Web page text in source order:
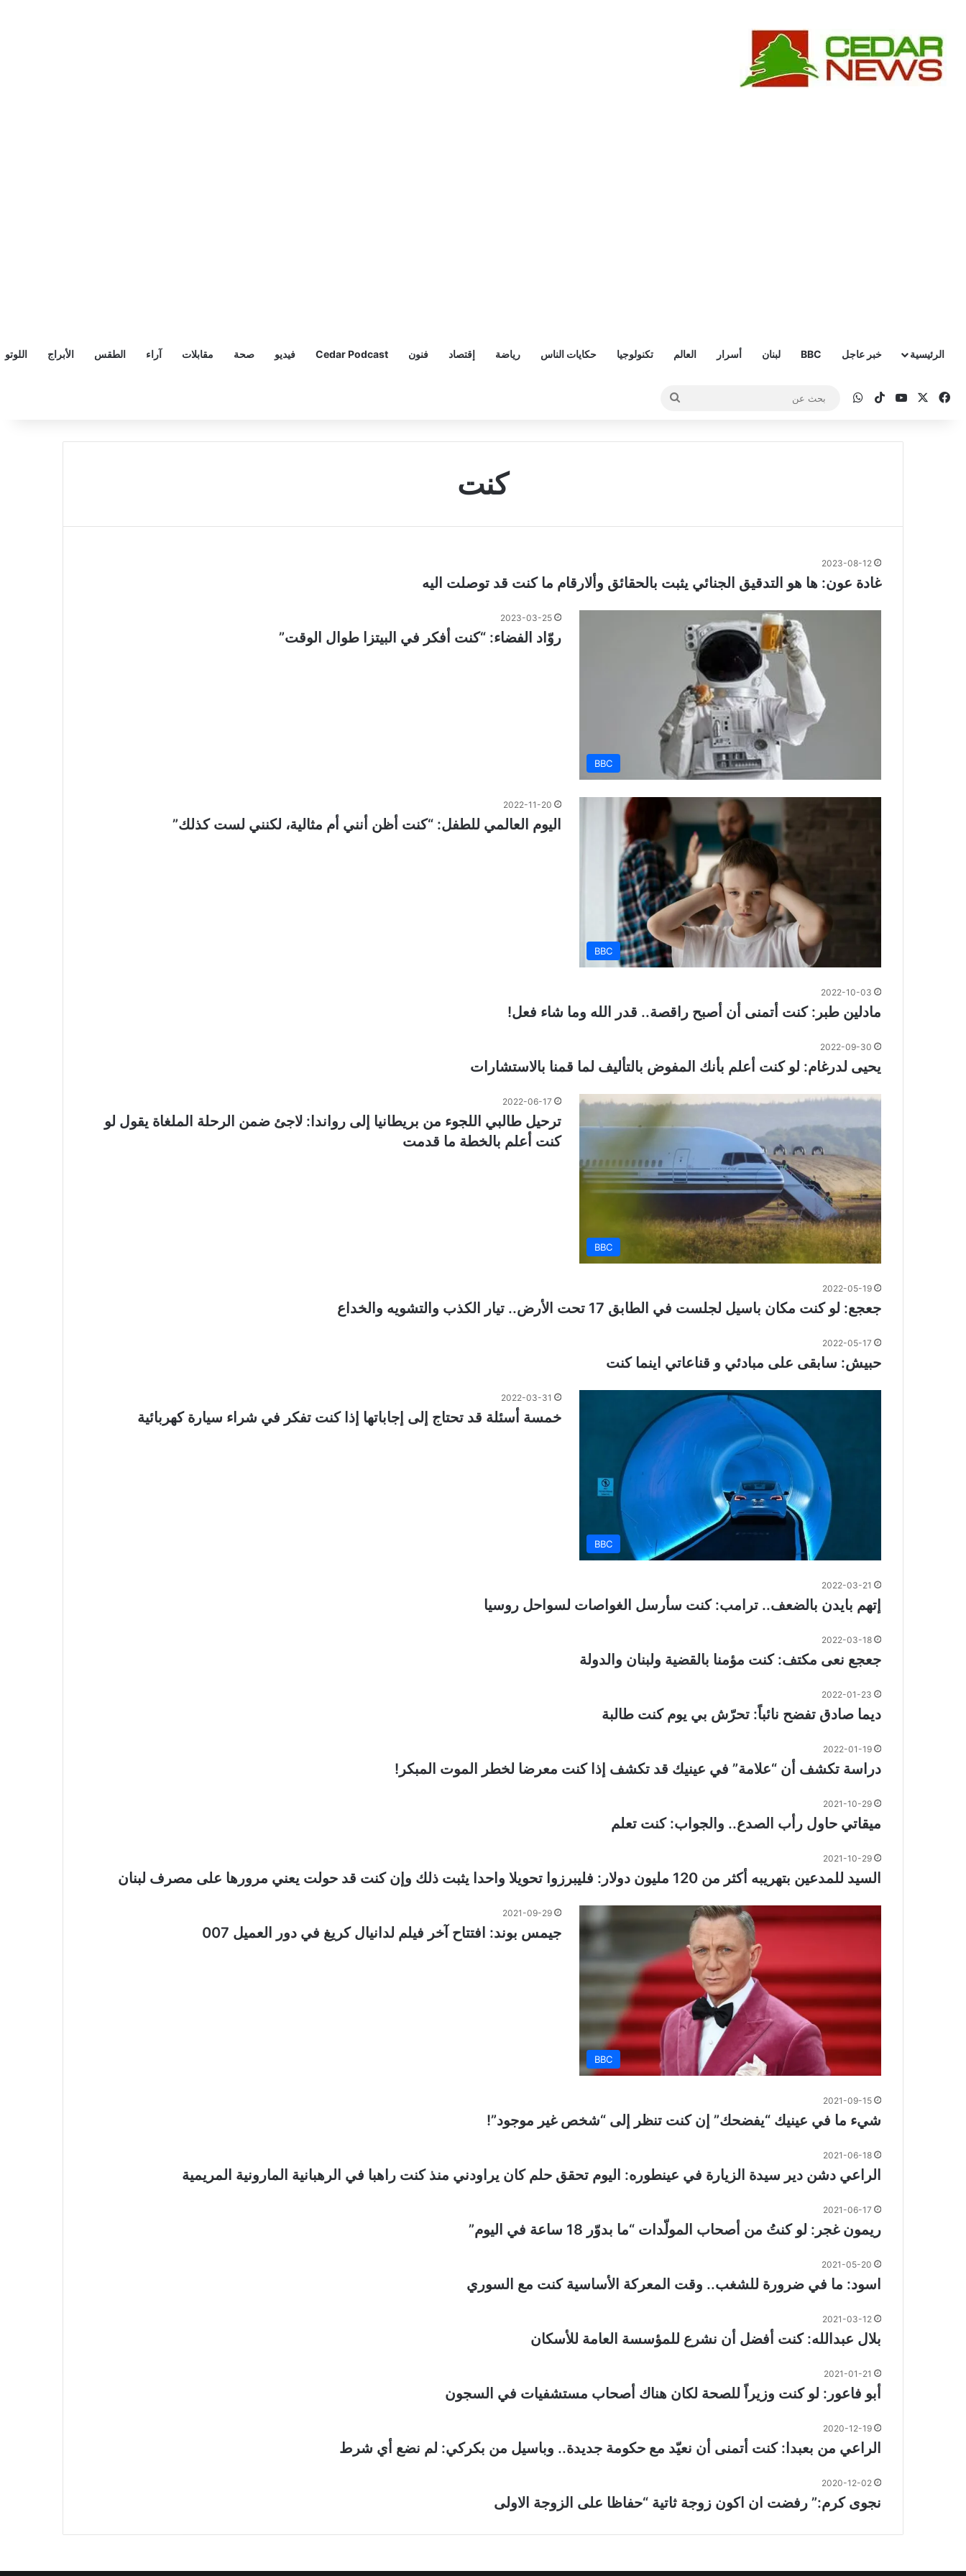
الرئيسية خبر عاجل BBC لبنان أسرار العالم تكنولوجيا حكايات الناس رياضة إقتصاد فنون Cedar Podcast فيديو صحة مقابلات آراء الطقس الأبراج اللوتو
فيسبوك ‫YouTube
‫TikTokواتساب
بحث
كنت
2023-08-12
غادة عون: ها هو التدقيق الجنائي يثبت بالحقائق وألارقام ما كنت قد توصلت اليه
BBC
2023-03-25
روّاد الفضاء: “كنت أفكر في البيتزا طوال الوقت”
BBC
2022-11-20
اليوم العالمي للطفل: “كنت أظن أنني أم مثالية، لكنني لست كذلك”
2022-10-03
مادلين طبر: كنت أتمنى أن أصبح راقصة.. قدر الله وما شاء فعل!
2022-09-30
يحيى لدرغام: لو كنت أعلم بأنك المفوض بالتأليف لما قمنا بالاستشارات
BBC
2022-06-17
ترحيل طالبي اللجوء من بريطانيا إلى رواندا: لاجئ ضمن الرحلة الملغاة يقول لو
كنت أعلم بالخطة ما قدمت
2022-05-19
جعجع: لو كنت مكان باسيل لجلست في الطابق 17 تحت الأرض.. تيار الكذب والتشويه والخداع
2022-05-17
حبيش: سابقى على مبادئي و قناعاتي اينما كنت
BBC
2022-03-31
خمسة أسئلة قد تحتاج إلى إجاباتها إذا كنت تفكر في شراء سيارة كهربائية
2022-03-21
إتهم بايدن بالضعف.. ترامب: كنت سأرسل الغواصات لسواحل روسيا
2022-03-18
جعجع نعى مكتف: كنت مؤمنا بالقضية ولبنان والدولة
2022-01-23
ديما صادق تفضح نائباً: تحرّش بي يوم كنت طالبة
2022-01-19
دراسة تكشف أن “علامة” في عينيك قد تكشف إذا كنت معرضا لخطر الموت المبكر!
2021-10-29
ميقاتي حاول رأب الصدع.. والجواب: كنت تعلم
2021-10-29
السيد للمدعين بتهريبه أكثر من 120 مليون دولار: فليبرزوا تحويلا واحدا يثبت ذلك وإن كنت قد حولت يعني مرورها على مصرف لبنان
BBC
2021-09-29
جيمس بوند: افتتاح آخر فيلم لدانيال كريغ في دور العميل 007
2021-09-15
شيء ما في عينيك “يفضحك” إن كنت تنظر إلى “شخص غير موجود”!
2021-06-18
الراعي دشن دير سيدة الزيارة في عينطوره: اليوم تحقق حلم كان يراودني منذ كنت راهبا في الرهبانية المارونية المريمية
2021-06-17
ريمون غجر: لو كنتُ من أصحاب المولّدات “ما بدوّر 18 ساعة في اليوم”
2021-05-20
اسود: ما في ضرورة للشغب.. وقت المعركة الأساسية كنت مع السوري
2021-03-12
بلال عبدالله: كنت أفضل أن نشرع للمؤسسة العامة للأسكان
2021-01-21
أبو فاعور: لو كنت وزيراً للصحة لكان هناك أصحاب مستشفيات في السجون
2020-12-19
الراعي من بعبدا: كنت أتمنى أن نعيّد مع حكومة جديدة.. وباسيل من بكركي: لم نضع أي شرط
2020-12-02
نجوى كرم:” رفضت ان اكون زوجة ثاتية “حفاظا على الزوجة الاولى